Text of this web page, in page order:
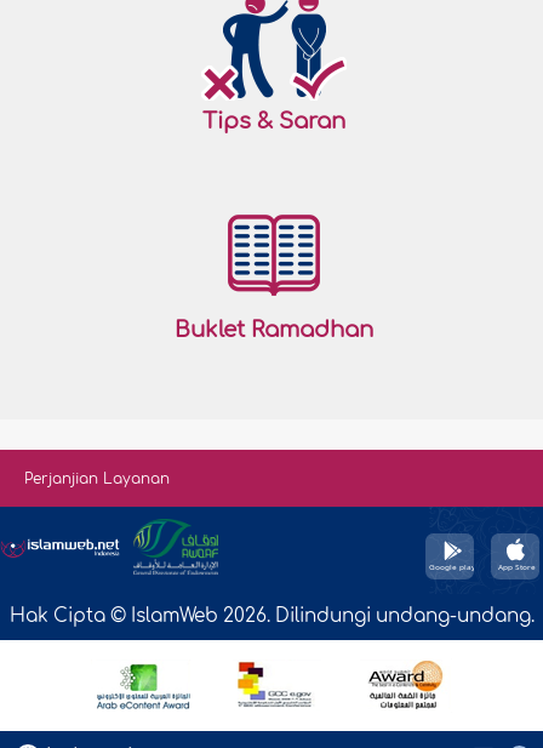
Tips & Saran
Buklet Ramadhan
Perjanjian Layanan
Hak Cipta © IslamWeb 2026. Dilindungi undang-undang.